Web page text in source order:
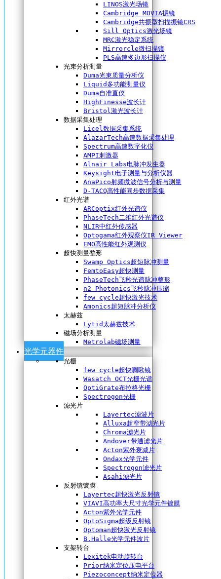
LINOS激光场镜
Cambridge MOVIA振镜
Cambridge共振型扫描振镜CRS
Sill Optics激光场镜
MRC激光稳定系统
Mirrorcle微扫描镜
PLS高速多边形扫描仪
光束分析测量
Duma光束质量分析仪
Liquid多功能测量仪
Duma自准直仪
HighFinesse波长计
Bristol激光波长计
数据采集处理
Licel数据采集系统
AlazarTech高速数据采集处理
Spectrum高速数字化仪
AMPI刺激器
Alnair Labs电脉冲发生器
Keysight电子测量与分析仪器
AnaPico射频微波信号分析与测量
D-TACQ高性能同步数据采集
红外光谱
ARCoptix红外光谱仪
PhaseTech二维红外光谱仪
NLIR中红外传感器
Optogama红外观察仪IR Viewer
EMO高性能红外观测仪
超快测量整形
Swamp Optics超短脉冲测量
FemtoEasy超快测量
PhaseTech飞秒光谱脉冲整形
n2 Photonics飞秒脉冲压缩
few cycle超快激光技术
Amonics超短脉冲分析仪
太赫兹
Lytid太赫兹技术
磁场分析测量
Metrolab磁场测量
光学元器件
光栅
few cycle超快啁啾镜
Wasatch OCT光栅光谱
OptiGrate布拉格光栅
Spectrogon光栅
滤光片
Layertec滤波片
Alluxa超窄带滤光片
Chroma滤光片
Andover带通滤光片
Acton紫外衰减片
Ondax光学元件
Spectrogon滤光片
Asahi滤光片
反射镜镀膜
Layertec超快激光反射镜
VIAVI高功率大尺寸光学元件镀膜
Acton紫外光学元件
OptoSigma超级反射镜
Optoman超快激光反射镜
B.Halle光学元件波片
支架转台
Lexitek电动旋转台
Prior纳米定位压电平台
Piezoconcept纳米定位器